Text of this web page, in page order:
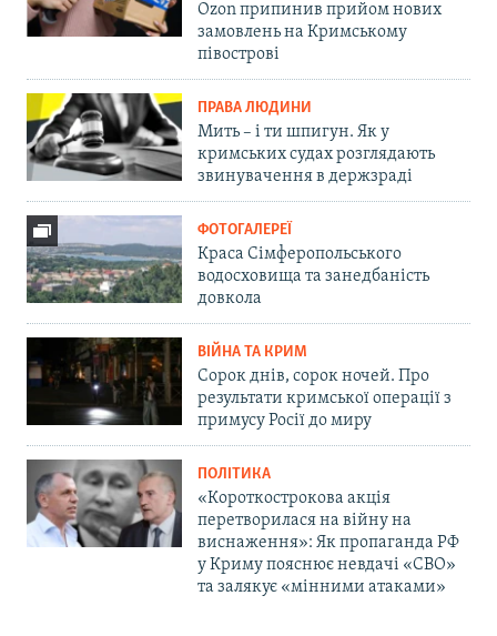
Ozon припинив прийом нових
замовлень на Кримському
півострові
ПРАВА ЛЮДИНИ
Мить – і ти шпигун. Як у
кримських судах розглядають
звинувачення в держзраді
ФОТОГАЛЕРЕЇ
Краса Сімферопольського
водосховища та занедбаність
довкола
ВІЙНА ТА КРИМ
Сорок днів, сорок ночей. Про
результати кримської операції з
примусу Росії до миру
ПОЛІТИКА
«Короткострокова акція
перетворилася на війну на
виснаження»: Як пропаганда РФ
у Криму пояснює невдачі «СВО»
та залякує «мінними атаками»